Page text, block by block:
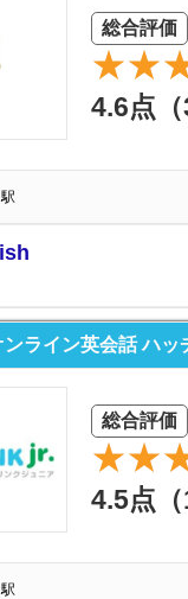
総合評価
4.6点（
ライン英会話 ハッ
総合評価
4.5点（